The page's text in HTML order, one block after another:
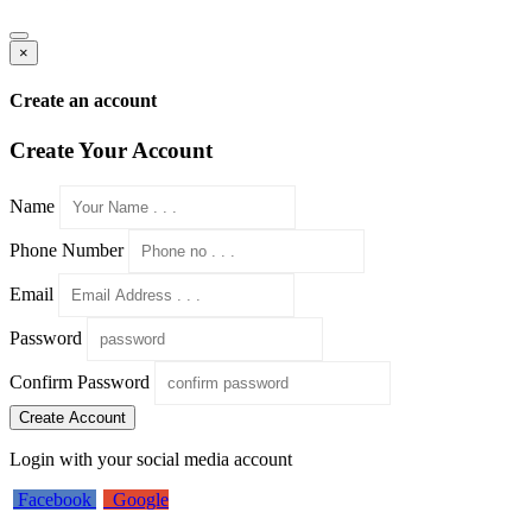
×
Create an account
Create Your Account
Name
Phone Number
Email
Password
Confirm Password
Create Account
Login with your social media account
Facebook
Google